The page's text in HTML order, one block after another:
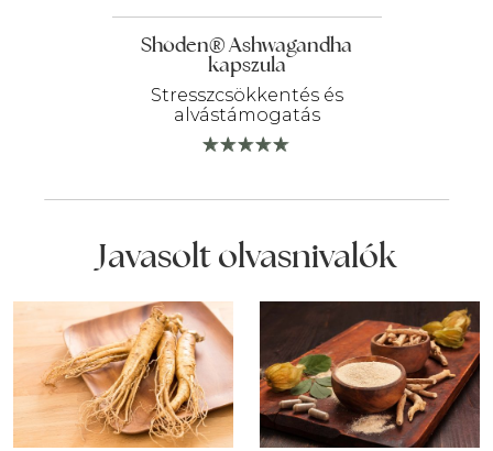
Shoden® Ashwagandha
kapszula
Stresszcsökkentés és
alvástámogatás
490 Ft
990 Ft
terméknek
választhatók
ki
Javasolt olvasnivalók